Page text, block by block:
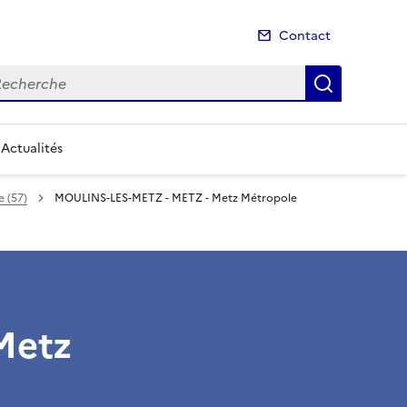
Contact
Actualités
(57) MOULINS-LES-METZ - METZ - Metz Métropole